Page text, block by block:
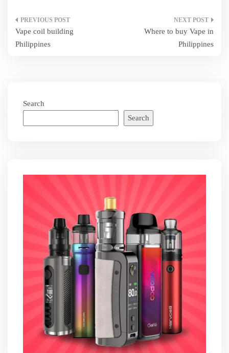
Post
navigation
Vape coil building
Philippines
Where to buy Vape in
Philippines
Search
Search